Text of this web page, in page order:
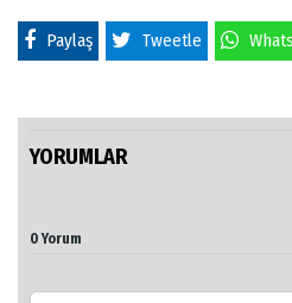
Paylaş Tweetle
YORUMLAR
0 Yorum